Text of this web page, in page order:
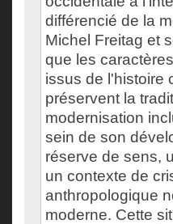
différencié de la
Michel Freitag et
que les
issus de l'histoire
préservent la
modernisation
sein de son
réserve de sens,
un contexte de
anthropologique
moderne. Cette